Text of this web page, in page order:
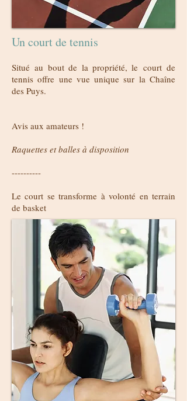
Un court de tennis
Situé au bout de la propriété, le court de
tennis offre une vue unique sur la Chaîne
des Puys.
Avis aux amateurs !
Raquettes et balles à disposition
----------
Le court se transforme à volonté en terrain
de basket